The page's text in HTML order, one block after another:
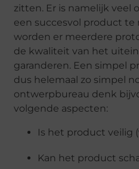
zitten. Er is namelijk veel
een succesvol product te
worden er meerdere
de kwaliteit van het
garanderen. Een simpel
dus helemaal zo simpel
ontwerpbureau denk
volgende aspecten:
Is het product veilig
Kan het product